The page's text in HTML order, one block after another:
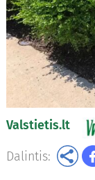
Valstietis.lt
Dalintis: